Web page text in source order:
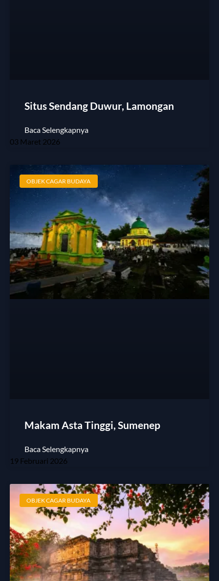
Situs Sendang Duwur, Lamongan
Baca Selengkapnya
03 Maret 2026
OBJEK CAGAR BUDAYA
Makam Asta Tinggi, Sumenep
Baca Selengkapnya
19 Februari 2026
OBJEK CAGAR BUDAYA